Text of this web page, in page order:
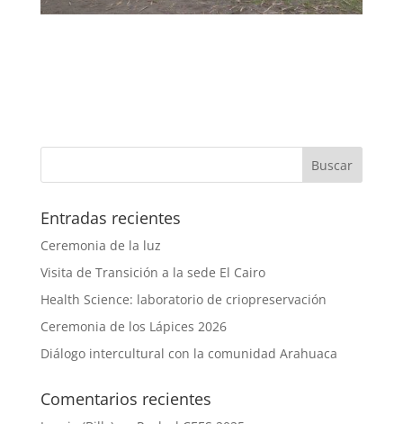
Entradas recientes
Ceremonia de la luz
Visita de Transición a la sede El Cairo
Health Science: laboratorio de criopreservación
Ceremonia de los Lápices 2026
Diálogo intercultural con la comunidad Arahuaca
Comentarios recientes